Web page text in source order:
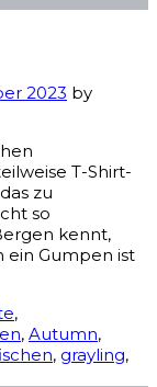
2023 by
T-Shirt-
zu
so
kennt,
ein Gumpen ist
,
, Autumn,
, grayling,